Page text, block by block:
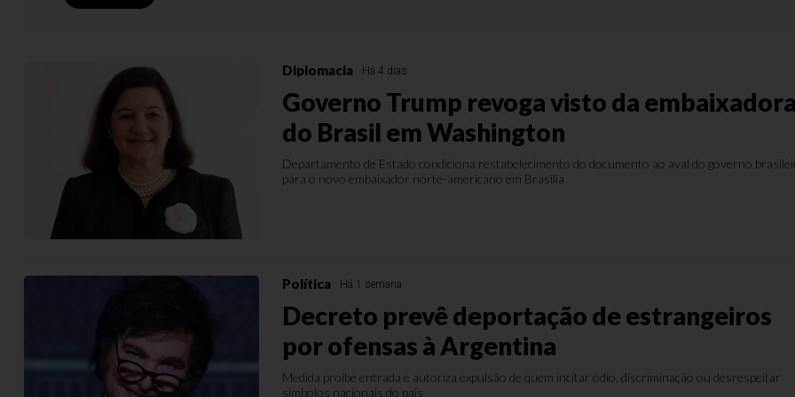
Diplomacia Há 4 dias
Governo Trump revoga visto da
do Brasil em Washington
Departamento de Estado condiciona restabelecimento do documento ao aval do governo
para o novo embaixador norte-americano em Brasília
Política Há 1 semana
Decreto prevê deportação de estrangeiros
por ofensas à Argentina
Medida proíbe entrada e autoriza expulsão de quem incitar ódio, discriminação ou desrespeitar
símbolos nacionais do país